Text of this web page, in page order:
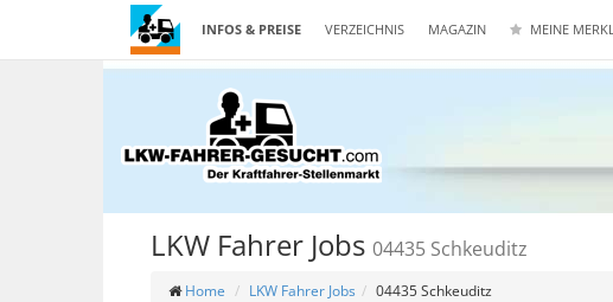
INFOS & PREISE VERZEICHNIS MAGAZIN MEINE
LKW Fahrer Jobs 04435 Schkeuditz
Home LKW Fahrer Jobs 04435 Schkeuditz